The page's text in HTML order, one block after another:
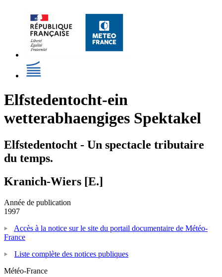
Elfstedentocht-ein
wetterabhaengiges Spektakel
Elfstedentocht - Un spectacle tributaire
du temps.
Kranich-Wiers [E.]
Année de publication
1997
Accès à la notice sur le site du portail documentaire de Météo-
France
Liste complète des notices publiques
Météo-France